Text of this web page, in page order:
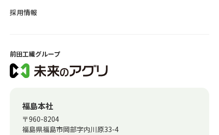
前田工繊グループ
福島本社
〒960-8204
福島県福島市岡部字内川原33-4
採用情報